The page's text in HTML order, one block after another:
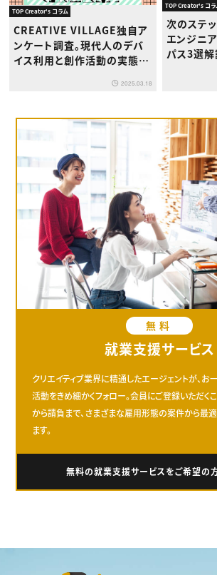
TOP Creator's コラム
CREATIVE VILLAGE独自ア
ンケート調査。現代人のデバ
イス利用と創作活動の実態に
2025.03.18
TOP Creator's コラ
次のステ
エンジニ
パス3選解
無料
就業支援サービス
クリエイティブ業界に精通したエージェントが、お
活動をきめ細かくフォロー。会員にご登録いただく
から請負まで、さまざまな雇用形態の案件から最
ます。
無料の就業支援サービスをご希望の